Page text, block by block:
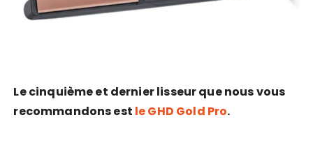
Le cinquième et dernier lisseur que nous vous
recommandons est le GHD Gold Pro.